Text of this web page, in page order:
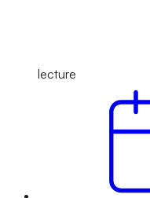
lecture